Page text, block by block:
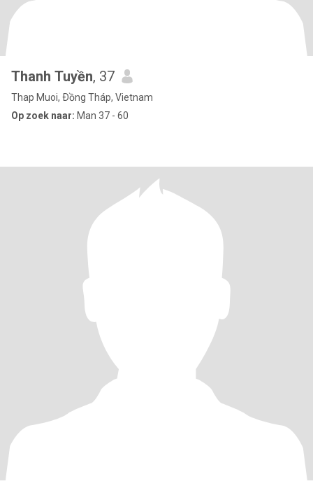
Thanh Tuyền, 37
Thap Muoi, Ðồng Tháp, Vietnam
Op zoek naar: Man 37 - 60